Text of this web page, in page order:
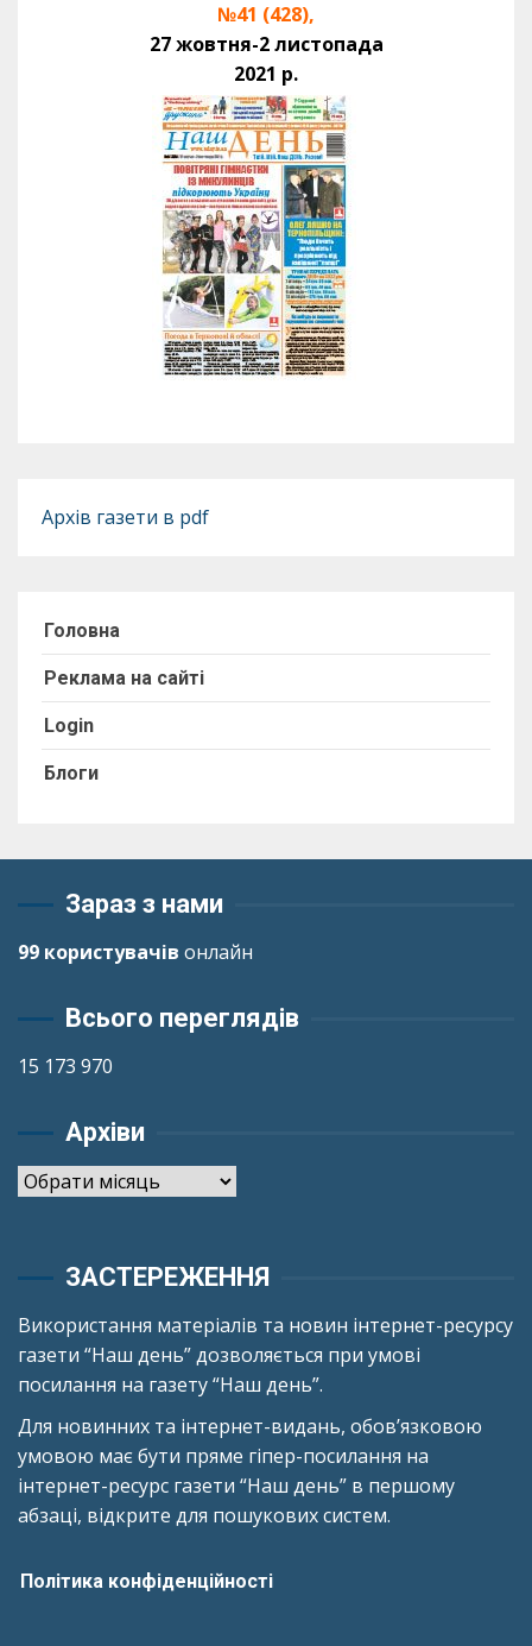
№41 (428),
27 жовтня-2 листопада
2021 р.
Архів газети в pdf
Головна
Реклама на сайті
Login
Блоги
Зараз з нами
99 користувачів онлайн
Всього переглядів
15 173 970
Архіви
Архіви
ЗАСТЕРЕЖЕННЯ
Використання матеріалів та новин інтернет-ресурсу
газети “Наш день” дозволяється при умові
посилання на газету “Наш день”.
Для новинних та інтернет-видань, обов’язковою
умовою має бути пряме гіпер-посилання на
інтернет-ресурс газети “Наш день” в першому
абзаці, відкрите для пошукових систем.
Політика конфіденційності